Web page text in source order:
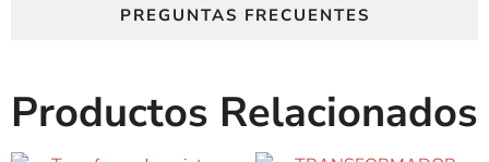
PREGUNTAS FRECUENTES
Productos Relacionados